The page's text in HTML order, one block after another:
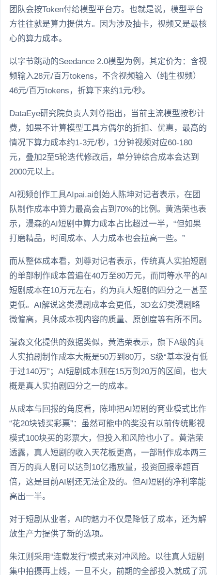
团队会按Token付给模型平台方。也就是说，模型平台
方往往就是算力提供方。因为涉及抽卡，视频又是最核
心的算力成本。
以字节跳动的Seedance 2.0模型为例，其定价为：含视
频输入28元/百万tokens，不含视频输入（纯生视频）
46元/百万tokens，折算下来约1元/秒。
DataEye研究院负责人刘尊指出，当前主流模型按秒计
费，如果不计算模型工具方偶尔的折扣、优惠，最高的
情况下算力成本约1-3元/秒，1分钟视频对应60-180
元，叠加2至5轮迭代修改后，单分钟综合成本会达到
2000元以上。
AI视频创作工具AIpai.ai创始人陈坤对记者表示，在团
队制作成本中算力最高会占到70%的比例。黄浩荣也表
示，漫森的AI短剧中算力成本占比超过一半，“但如果
打磨精品，时间成本、人力成本也会拉高一些。”
而从整体成本看，刘尊对记者表示，传统真人实拍短剧
的单部制作成本普遍在40万至80万元，而同等水平的AI
短剧成本在10万元左右，约为真人短剧的四分之一甚至
更低。AI解说这类漫剧成本会更低，3D玄幻类漫剧略
微偏高，具体成本视内容的质量、原创度等有所不同。
漫森文化提供的数据类似，黄浩荣表示，旗下A级的真
人实拍剧制作成本大概是50万到80万，S级“基本没有低
于过140万”；AI短剧成本则在15万到20万的区间，也大
概是真人实拍剧四分之一的成本。
从成本与回报的角度看，陈坤把AI短剧的商业模式比作
“花20块钱买彩票”：虽然可能中的奖没有以前传统影视
模式100块买的彩票大，但投入和风险也小了。黄浩荣
透露，真人短剧的收入天花板更高，一部制作成本两三
百万的真人剧可以达到10亿播放量，投资回报率超百
倍，这是目前AI剧还无法企及的。但AI短剧的净利率能
高出一半。
对于短剧从业者，AI的魅力不仅是降低了成本，还为解
放生产力提供了新的选项。
朱江则采用“连载发行”模式来对冲风险。以往真人短剧
集中拍摄再上线，一旦不火，前期的全部投入就成了沉